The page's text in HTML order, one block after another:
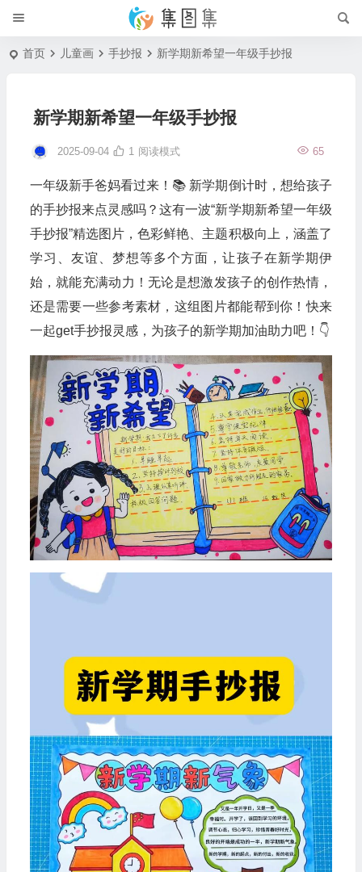
首页 儿童画 手抄报 新学期新希望一年级手抄报
新学期新希望一年级手抄报
2025-09-04 65
1 阅读模式
一年级新手爸妈看过来！📚 新学期倒计时，想给孩子
的手抄报来点灵感吗？这有一波“新学期新希望一年级
手抄报”精选图片，色彩鲜艳、主题积极向上，涵盖了
学习、友谊、梦想等多个方面，让孩子在新学期伊
始，就能充满动力！无论是想激发孩子的创作热情，
还是需要一些参考素材，这组图片都能帮到你！快来
一起get手抄报灵感，为孩子的新学期加油助力吧！👇